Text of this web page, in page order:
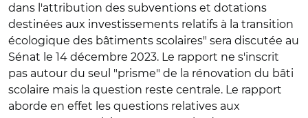
dans l'attribution des subventions et dotations
destinées aux investissements relatifs à la transition
écologique des bâtiments scolaires" sera discutée au
Sénat le 14 décembre 2023. Le rapport ne s'inscrit
pas autour du seul "prisme" de la rénovation du bâti
scolaire mais la question reste centrale. Le rapport
aborde en effet les questions relatives aux